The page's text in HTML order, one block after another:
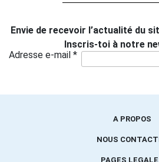
Envie de recevoir l’actualité du
Inscris-toi à notre
Adresse e-mail *
A PROPOS
NOUS
PAGES